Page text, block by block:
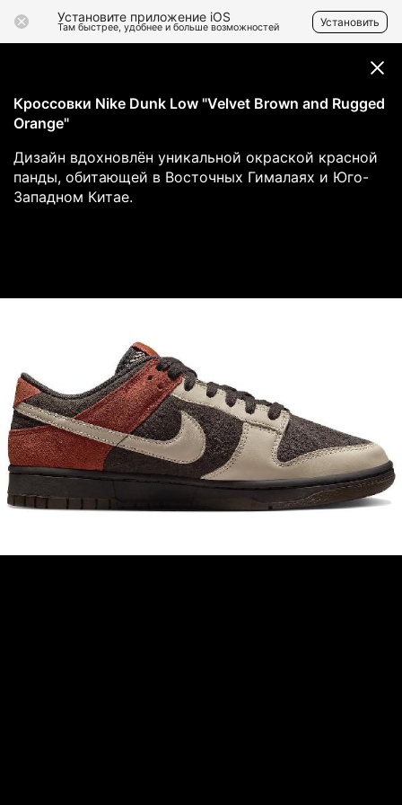
Установите приложение iOS
Там быстрее, удобнее и больше возможностей Установить
Кроссовки Nike Dunk Low "Velvet Brown and Rugged
Orange"
Дизайн вдохновлён уникальной окраской красной
панды, обитающей в Восточных Гималаях и Юго-
Западном Китае.